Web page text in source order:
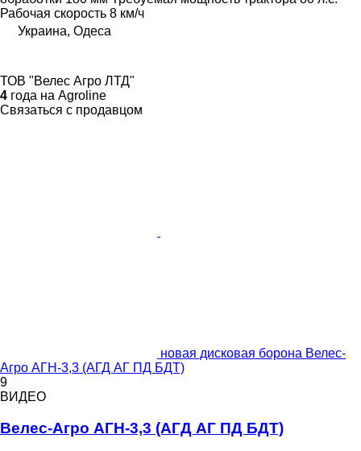
Рабочая скорость 8 км/ч
Украина, Одеса
ТОВ "Велес Агро ЛТД"
4 года на Agroline
Связаться с продавцом
новая дисковая борона Велес-
Агро АГН-3,3 (АГД АГ ПД БДТ)
9
ВИДЕО
Велес-Агро АГН-3,3 (АГД АГ ПД БДТ)